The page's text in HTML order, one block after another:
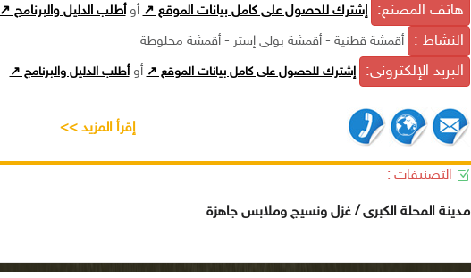
هاتف المصنع: إشترك للحصول على كامل بيانات الموقع ↗ أوأطلب الدليل والبرنامج ↗
النشاط : أقمشة قطنية - أقمشة بولى إستر - أقمشة مخلوطة
البريد الإلكترونى: إشترك للحصول على كامل بيانات الموقع ↗ أوأطلب الدليل والبرنامج ↗
إقرأ المزيد >>
التصنيفات :
مدينة المحلة الكبرى / غزل ونسيج وملابس جاهزة